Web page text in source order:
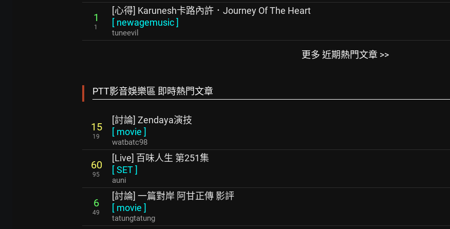
1
1
[心得] Karunesh卡路內許．Journey Of The Heart
[ newagemusic]
tuneevil
更多 近期熱門文章 >>
PTT影音娛樂區 即時熱門文章
15
19
[討論] Zendaya演技
[ movie ]
watbatc98
60
95
[Live] 百味人生 第251集
[SET]
auni
6
49
[討論] 一篇對岸 阿甘正傳 影評
[ movie ]
tatungtatung